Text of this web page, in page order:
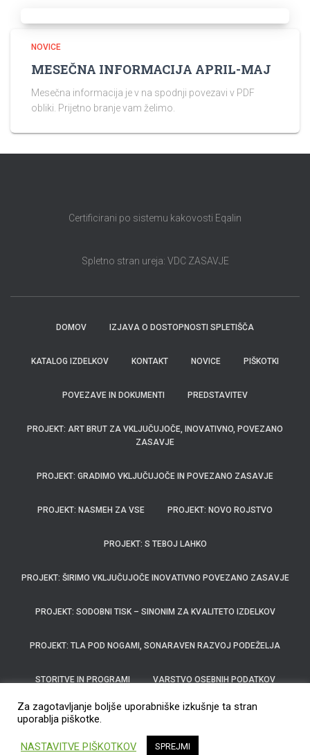
NOVICE
MESEČNA INFORMACIJA APRIL-MAJ
Mesečna informacija je v na spodnji povezavi v PDF
obliki. Prijetno branje vam želimo.
Certificirani po sistemu kakovosti Eqalin
Spletno stran ureja: VDC ZASAVJE
DOMOV IZJAVA O DOSTOPNOSTI SPLETIŠČA
KATALOG IZDELKOV KONTAKT NOVICE PIŠKOTKI
POVEZAVE IN DOKUMENTI PREDSTAVITEV
PROJEKT: ART BRUT ZA VKLJUČUJOČE, INOVATIVNO, POVEZANO
ZASAVJE
PROJEKT: GRADIMO VKLJUČUJOČE IN POVEZANO ZASAVJE
PROJEKT: NASMEH ZA VSE PROJEKT: NOVO ROJSTVO
PROJEKT: S TEBOJ LAHKO
PROJEKT: ŠIRIMO VKLJUČUJOČE INOVATIVNO POVEZANO ZASAVJE
PROJEKT: SODOBNI TISK – SINONIM ZA KVALITETO IZDELKOV
PROJEKT: TLA POD NOGAMI, SONARAVEN RAZVOJ PODEŽELJA
STORITVE IN PROGRAMI VARSTVO OSEBNIH PODATKOV
ZA SVOJCE ZGODOVINA
Hestia | RazviliThemeIsle
Za zagotavljanje boljše uporabniške izkušnje ta stran
uporablja piškotke.
NASTAVITVE PIŠKOTKOV SPREJMI